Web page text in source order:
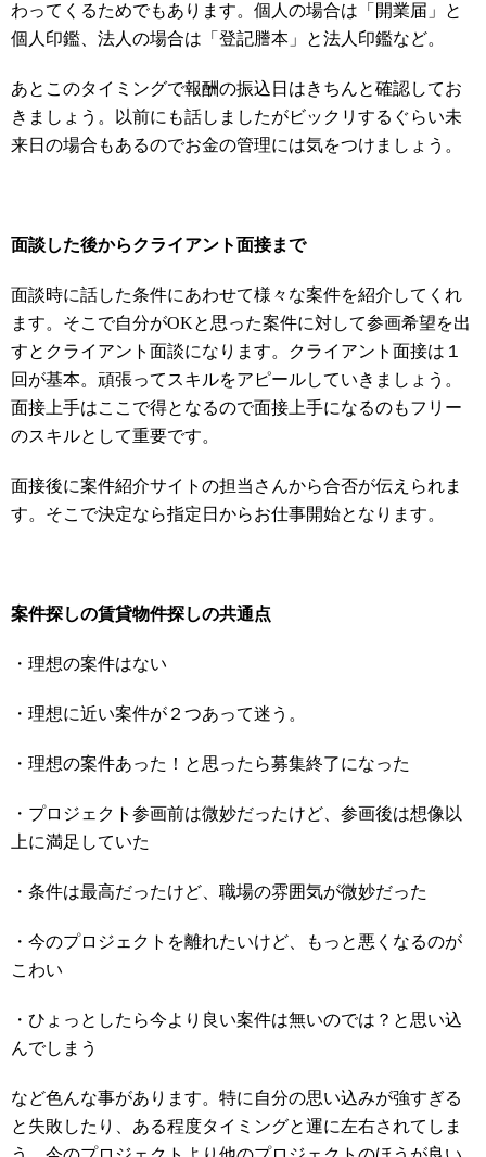
わってくるためでもあります。個人の場合は「開業届」と
個人印鑑、法人の場合は「登記謄本」と法人印鑑など。
あとこのタイミングで報酬の振込日はきちんと確認してお
きましょう。以前にも話しましたがビックリするぐらい未
来日の場合もあるのでお金の管理には気をつけましょう。
面談した後からクライアント面接まで
面談時に話した条件にあわせて様々な案件を紹介してくれ
ます。そこで自分がOKと思った案件に対して参画希望を出
すとクライアント面談になります。クライアント面接は１
回が基本。頑張ってスキルをアピールしていきましょう。
面接上手はここで得となるので面接上手になるのもフリー
のスキルとして重要です。
面接後に案件紹介サイトの担当さんから合否が伝えられま
す。そこで決定なら指定日からお仕事開始となります。
案件探しの賃貸物件探しの共通点
・理想の案件はない
・理想に近い案件が２つあって迷う。
・理想の案件あった！と思ったら募集終了になった
・プロジェクト参画前は微妙だったけど、参画後は想像以
上に満足していた
・条件は最高だったけど、職場の雰囲気が微妙だった
・今のプロジェクトを離れたいけど、もっと悪くなるのが
こわい
・ひょっとしたら今より良い案件は無いのでは？と思い込
んでしまう
など色んな事があります。特に自分の思い込みが強すぎる
と失敗したり、ある程度タイミングと運に左右されてしま